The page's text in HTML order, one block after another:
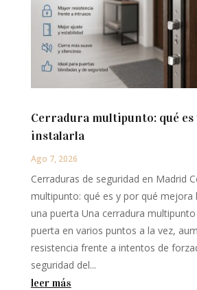
Cerradura multipunto: qué es
instalarla
Ago 7, 2026
Cerraduras de seguridad en Madrid
multipunto: qué es y por qué mejora
una puerta Una cerradura
puerta en varios puntos a la vez,
resistencia frente a intentos de
seguridad del...
leer más